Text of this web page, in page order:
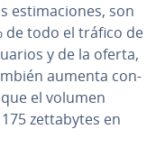
es­ti­ma­cio­nes, son
de todo el tráfico de
y de la oferta,
aumenta co­n­
el volumen
ze­t­ta­b­y­tes en